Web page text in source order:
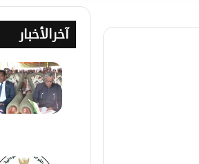
آخرالأخبار